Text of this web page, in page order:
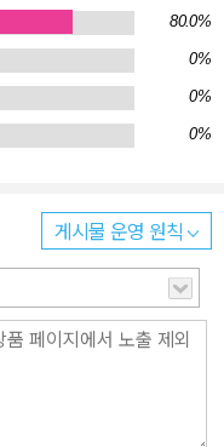
이안시대부터 21세기의
스케일이 압도적인 이 작
은 시대를 달리하는 과거
어져 있다. 천 년을
안시대, 모반에 쫓겨 양 발
습을 피해 자신의 보물 상
, 가난 때문에 유곽으로 팔
에 처한 여인, 어쩔 수 없
에 대한 증오로 나무에 칼
의 오욕칠정이 나무 밑에
80.0%
0%
0%
0%
게시물 운영 원칙